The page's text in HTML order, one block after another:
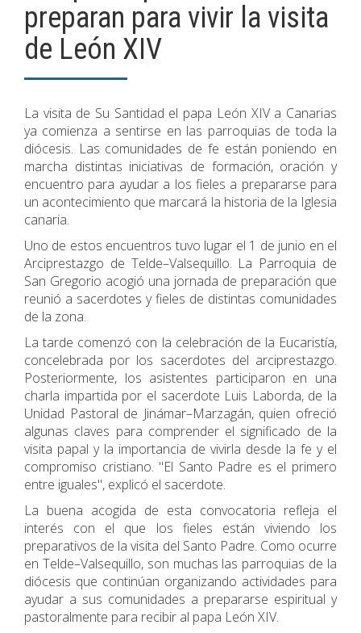
preparan para vivir la visita
de León XIV
La visita de Su Santidad el papa León XIV a Canarias
ya comienza a sentirse en las parroquias de toda la
diócesis. Las comunidades de fe están poniendo en
marcha distintas iniciativas de formación, oración y
encuentro para ayudar a los fieles a prepararse para
un acontecimiento que marcará la historia de la Iglesia
canaria.
Uno de estos encuentros tuvo lugar el 1 de junio en el
Arciprestazgo de Telde–Valsequillo. La Parroquia de
San Gregorio acogió una jornada de preparación que
reunió a sacerdotes y fieles de distintas comunidades
de la zona.
La tarde comenzó con la celebración de la Eucaristía,
concelebrada por los sacerdotes del arciprestazgo.
Posteriormente, los asistentes participaron en una
charla impartida por el sacerdote Luis Laborda, de la
Unidad Pastoral de Jinámar–Marzagán, quien ofreció
algunas claves para comprender el significado de la
visita papal y la importancia de vivirla desde la fe y el
compromiso cristiano. "El Santo Padre es el primero
entre iguales", explicó el sacerdote.
La buena acogida de esta convocatoria refleja el
interés con el que los fieles están viviendo los
preparativos de la visita del Santo Padre. Como ocurre
en Telde–Valsequillo, son muchas las parroquias de la
diócesis que continúan organizando actividades para
ayudar a sus comunidades a prepararse espiritual y
pastoralmente para recibir al papa León XIV.